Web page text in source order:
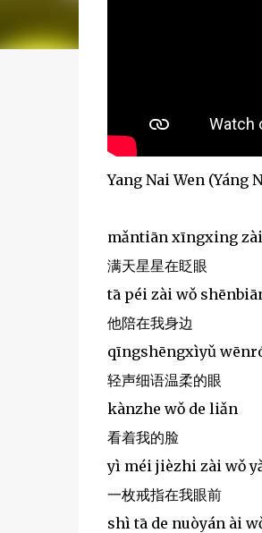
Yang Nai Wen (Yáng
mǎntiān xīngxing
满天星星在眨眼
tā péi zài wǒ
他陪在我身边
qīngshēngxìyǔ
轻声细语温柔的眼
kànzhe wǒ de liǎn
看着我的脸
yì méi jièzhi zài wǒ
一枚戒指在我眼前
shì tā de nuòyán ài